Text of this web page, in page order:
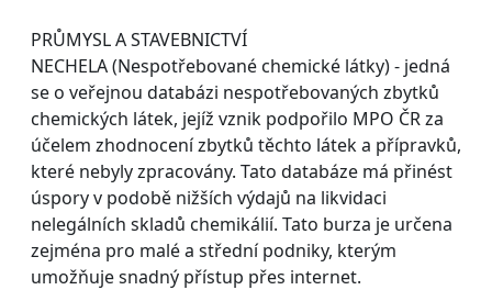
PRŮMYSL A STAVEBNICTVÍ
NECHELA (Nespotřebované chemické látky) - jedná
se o veřejnou databázi nespotřebovaných zbytků
chemických látek, jejíž vznik podpořilo MPO ČR za
účelem zhodnocení zbytků těchto látek a přípravků,
které nebyly zpracovány. Tato databáze má přinést
úspory v podobě nižších výdajů na likvidaci
nelegálních skladů chemikálií. Tato burza je určena
zejména pro malé a střední podniky, kterým
umožňuje snadný přístup přes internet.